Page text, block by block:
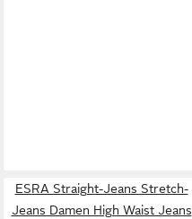
ESRA Straight-Jeans Stretch-
Jeans Damen High Waist Jeans